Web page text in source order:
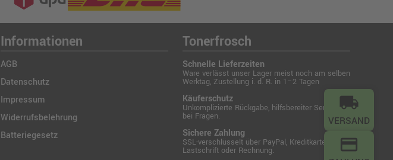
local_shipping
VERSAND
credit_card
Informationen
AGB
Datenschutz
Impressum
Widerrufsbelehrung
Batteriegesetz
Tonerfrosch
Schnelle Lieferzeiten
Ware verlässt unser Lager meist noch am selben
Werktag, Zustellung i. d. R. in 1–2 Tagen
Käuferschutz
Unkomplizierte Rückgabe, hilfsbereiter Service
bei Fragen.
Sichere Zahlung
SSL-verschlüsselt über PayPal, Kreditkarte,
Lastschrift oder Rechnung.